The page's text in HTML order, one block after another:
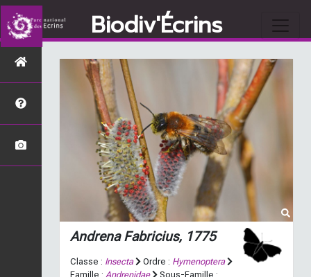
Biodiv'Écrins
AndrenaFabricius, 1775
Classe : Insecta Ordre : Hymenoptera
Famille : Andrenidae
Sous-Famille :